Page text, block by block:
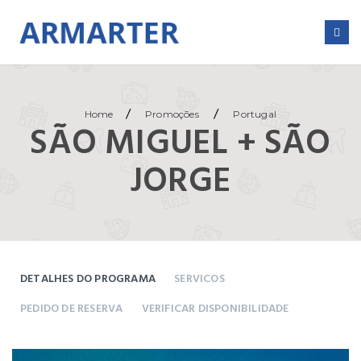
Home / Promoções / Portugal
SÃO MIGUEL + SÃO
JORGE
DETALHES DO PROGRAMA
SERVICOS
PEDIDO DE RESERVA
VERIFICAR DISPONIBILIDADE